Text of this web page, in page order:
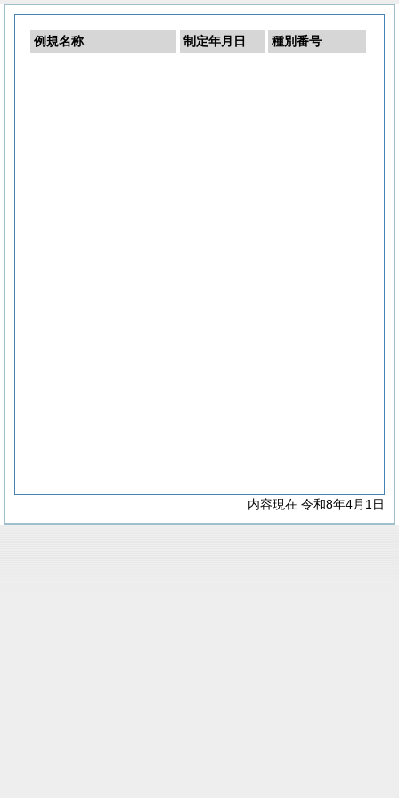
例規名称 制定年月日 種別番号
内容現在 令和8年4月1日